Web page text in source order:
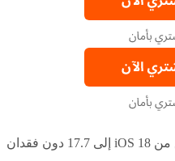
إليك الخطوات التفصيلية للرجوع من iOS 18 إلى 17.7 دون فقدان